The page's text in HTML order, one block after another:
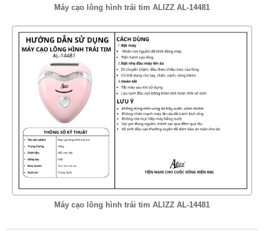
Máy cạo lông hình trái tim ALIZZ AL-14481
Máy cạo lông hình trái tim ALIZZ AL-14481